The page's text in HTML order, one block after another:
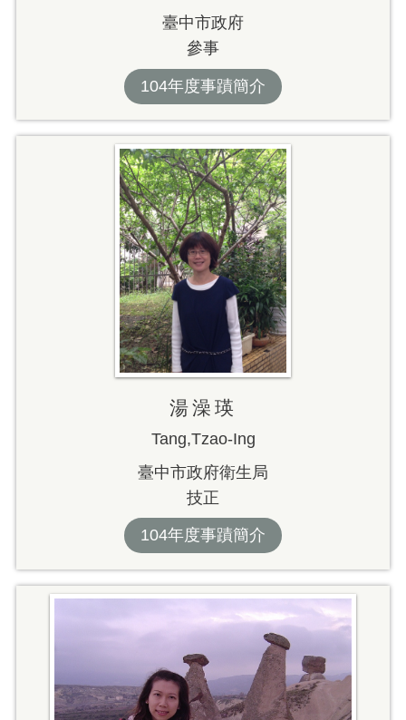
臺中市政府
參事
104年度事蹟簡介
湯澡瑛
Tang,Tzao-Ing
臺中市政府衛生局
技正
104年度事蹟簡介